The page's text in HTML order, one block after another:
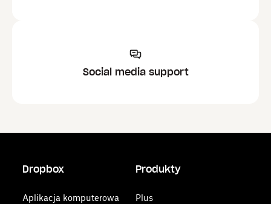
Social media support
Dropbox
Aplikacja komputerowa
Produkty
Plus